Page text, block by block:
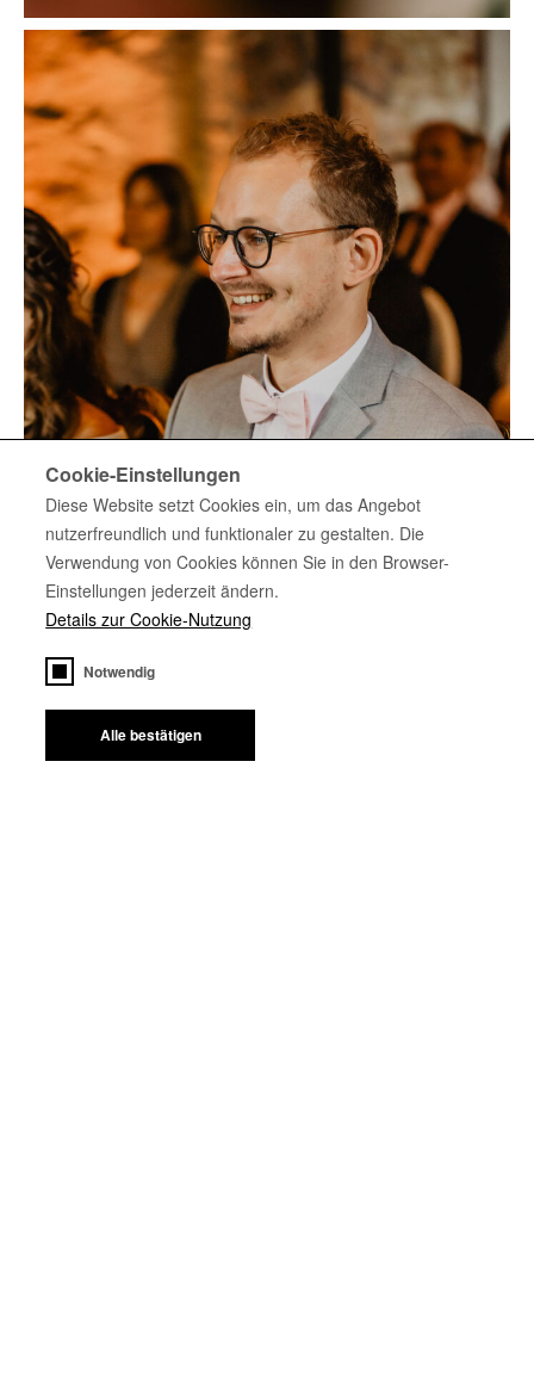
Cookie-Einstellungen
Diese Website setzt Cookies ein, um das Angebot
nutzerfreundlich und funktionaler zu gestalten. Die
Verwendung von Cookies können Sie in den Browser-
Einstellungen jederzeit ändern.
Details zur Cookie-Nutzung
Notwendig
Alle bestätigen